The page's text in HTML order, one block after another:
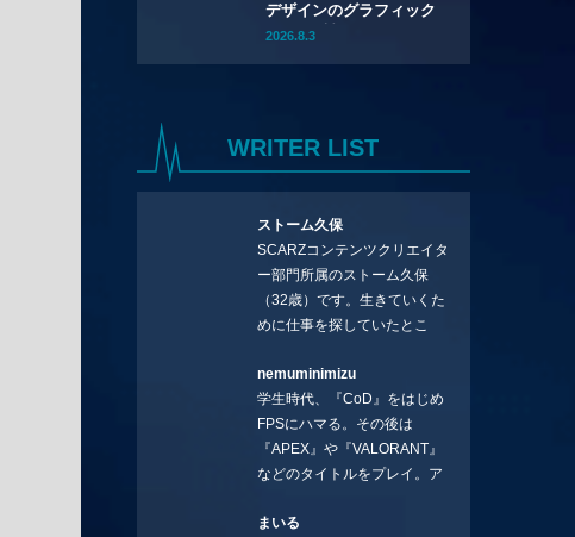
デザインのグラフィック
ボード2製品が7月24日
2026.8.3
WRITER LIST
ストーム久保
SCARZコンテンツクリエイタ
ー部門所属のストーム久保
（32歳）です。生きていくた
めに仕事を探していたとこ
コラムを連載させてもらえる
ことになりました。言いたい
ことを言っていきます。X：
https://x.com/stormKUBO
YouTube：
rmKUBO
nemuminimizu
学生時代、『CoD』をはじめ
FPSにハマる。その後は
『APEX』や『VALORANT』
などのタイトルをプレイ。ア
BGMなどを手掛ける作曲家と
まいる